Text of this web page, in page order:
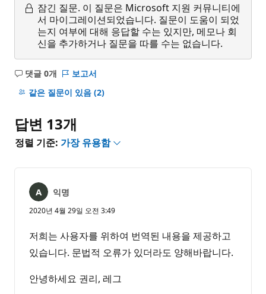
잠긴 질문. 이 질문은 Microsoft 지원 커뮤니티에
서 마이그레이션되었습니다. 질문이 도움이 되었
는지 여부에 대해 응답할 수는 있지만, 메모나 회
신을 추가하거나 질문을 따를 수는 없습니다.
댓글 0개
설
명
음
보고서
같은 질문이 있음 (2)
답변 13개
정렬 기준: 가장 유용함
익명
2020년 4월 29일 오전 3:49
저희는 사용자를 위하여 번역된 내용을 제공하고
있습니다. 문법적 오류가 있더라도 양해바랍니다.
안녕하세요 권리, 레그